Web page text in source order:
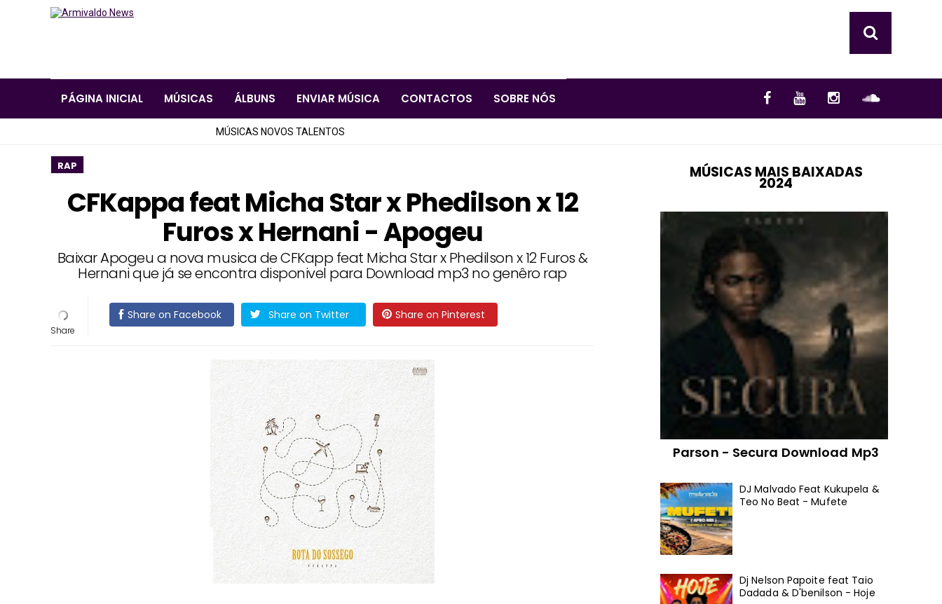
PÁGINA INICIAL MÚSICAS ÁLBUNS ENVIAR MÚSICA CONTACTOS SOBRE NÓS
MÚSICAS NOVOS TALENTOS
RAP
CFKappa feat Micha Star x Phedilson x 12
Furos x Hernani - Apogeu
Baixar Apogeu a nova musica de CFKapp feat Micha Star x Phedilson x 12 Furos &
Hernani que já se encontra disponivel para Download mp3 no genêro rap
Share on Facebook Share on Twitter Share on Pinterest
MÚSICAS MAIS BAIXADAS
2024
Parson - Secura Download Mp3
DJ Malvado Feat Kukupela &
Teo No Beat - Mufete
Dj Nelson Papoite feat Taio
Dadada & D'benilson - Hoje